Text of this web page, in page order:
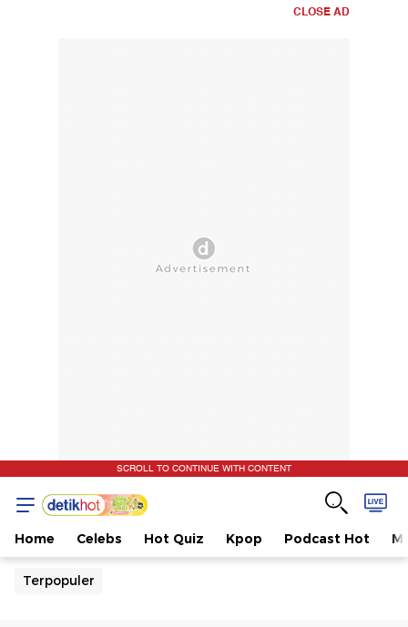
CLOSE AD
SCROLL TO CONTINUE WITH CONTENT
Home Celebs Hot Quiz Kpop Podcast Hot
Terpopuler